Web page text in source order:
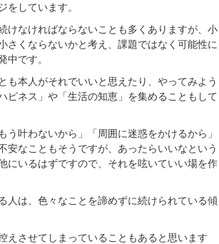
をしています。
けなければならないことも多くありますが、小
さくならないかと考え、課題ではなく可能性に
中です。
本人がそれでいいと思えたり、やってみよう
ピネス」や「生活の知恵」を集めることもして
叶わないから」「周囲に迷惑をかけるから」
安なこともそうですが、あったらいいなという
にいるはずですので、それを呟いていい場を作
人は、色々なことを諦めずに続けられている傾
えさせてしまっていることもあると思います